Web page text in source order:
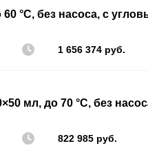
°C, без насоса, с
1 656 374 руб.
мл, до 70 °C, без
822 985 руб.